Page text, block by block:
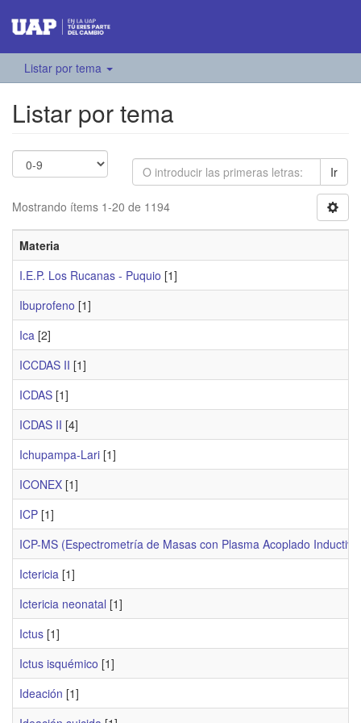
Listar por tema
Listar por tema
Ir
Mostrando ítems 1-20 de 1194
Materia
I.E.P. Los Rucanas - Puquio [1]
Ibuprofeno [1]
Ica [2]
ICCDAS II [1]
ICDAS [1]
ICDAS II [4]
Ichupampa-Lari [1]
ICONEX [1]
ICP [1]
ICP-MS (Espectrometría de Masas con Plasma Acoplado
Ictericia [1]
Ictericia neonatal [1]
Ictus [1]
Ictus isquémico [1]
Ideación [1]